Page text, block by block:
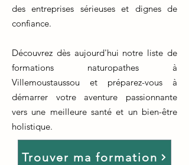
des entreprises sérieuses et dignes de
confiance.
Découvrez dès aujourd'hui notre liste de
formations naturopathes à
Villemoustaussou et préparez-vous à
démarrer votre aventure passionnante
vers une meilleure santé et un bien-être
holistique.
Trouver ma formation